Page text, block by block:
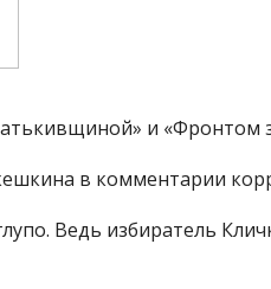
и «Фронтом
в комментарии
Ведь избиратель